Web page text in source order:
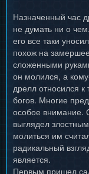
Назначенный час
не думать ни о
его все таки
похож на
сложенными
он молился, а
дрелл относился к
богов. Многие
особое внимание.
выглядел
молиться им
радикальный
является.
Первым пришел